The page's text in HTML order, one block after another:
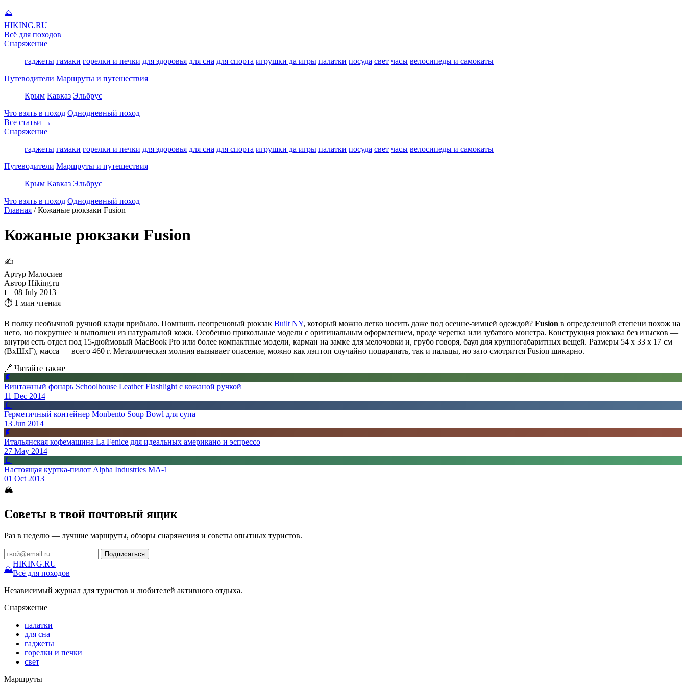
⛰
HIKING.RU
Всё для походов
Снаряжение
гаджеты гамаки горелки и печки для здоровья для сна для спорта игрушки да игры палатки посуда свет часы велосипеды и самокаты
Путеводители Маршруты и путешествия
Крым Кавказ Эльбрус
Что взять в поход Однодневный поход
Все статьи →
Снаряжение
гаджеты гамаки горелки и печки для здоровья для сна для спорта игрушки да игры палатки посуда свет часы велосипеды и самокаты
Путеводители Маршруты и путешествия
Крым Кавказ Эльбрус
Что взять в поход Однодневный поход
Главная / Кожаные рюкзаки Fusion
Кожаные рюкзаки Fusion
✍
Артур Малосиев
Автор Hiking.ru
📅 08 July 2013
⏱ 1 мин чтения
В полку необычной ручной клади прибыло. Помнишь неопреновый рюкзак Built NY, который можно легко носить даже под осенне-зимней одеждой? Fusion в определенной степени похож на
него, но покрупнее и выполнен из натуральной кожи. Особенно прикольные модели с оригинальным оформлением, вроде черепка или зубатого монстра. Конструкция рюкзака без изысков —
внутри есть отдел под 15-дюймовый MacBook Pro или более компактные модели, карман на замке для мелочовки и, грубо говоря, баул для крупногабаритных вещей. Размеры 54 х 33 х 17 см
(ВхШхГ), масса — всего 460 г. Металлическая молния вызывает опасение, можно как лэптоп случайно поцарапать, так и пальцы, но зато смотрится Fusion шикарно.
🔗 Читайте также
📄
Винтажный фонарь Schoolhouse Leather Flashlight с кожаной ручкой
11 Dec 2014
📄
Герметичный контейнер Monbento Soup Bowl для супа
13 Jun 2014
📄
Итальянская кофемашина La Fenice для идеальных американо и эспрессо
27 May 2014
📄
Настоящая куртка-пилот Alpha Industries MA-1
01 Oct 2013
🏔
Советы в твой почтовый ящик
Раз в неделю — лучшие маршруты, обзоры снаряжения и советы опытных туристов.
Подписаться
⛰
HIKING.RU
Всё для походов
Независимый журнал для туристов и любителей активного отдыха.
Снаряжение
палатки
для сна
гаджеты
горелки и печки
свет
Маршруты